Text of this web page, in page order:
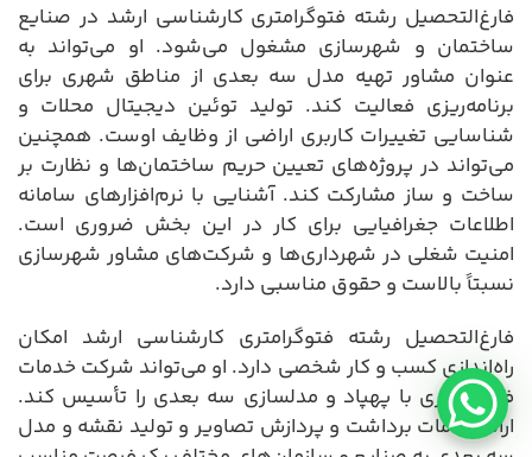
فارغ‌التحصیل رشته فتوگرامتری کارشناسی ارشد در صنایع
ساختمان و شهرسازی مشغول می‌شود. او می‌تواند به
عنوان مشاور تهیه مدل سه بعدی از مناطق شهری برای
برنامه‌ریزی فعالیت کند. تولید توئین دیجیتال محلات و
شناسایی تغییرات کاربری اراضی از وظایف اوست. همچنین
می‌تواند در پروژه‌های تعیین حریم ساختمان‌ها و نظارت بر
ساخت و ساز مشارکت کند. آشنایی با نرم‌افزارهای سامانه
اطلاعات جغرافیایی برای کار در این بخش ضروری است.
امنیت شغلی در شهرداری‌ها و شرکت‌های مشاور شهرسازی
نسبتاً بالاست و حقوق مناسبی دارد.
فارغ‌التحصیل رشته فتوگرامتری کارشناسی ارشد امکان
راه‌اندازی کسب و کار شخصی دارد. او می‌تواند شرکت خدمات
فتوگرامتری با پهپاد و مدلسازی سه بعدی را تأسیس کند.
ارائه خدمات برداشت و پردازش تصاویر و تولید نقشه و مدل